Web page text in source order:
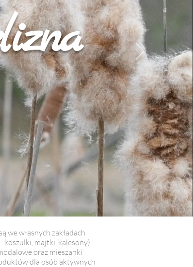
własnych zakładach
koszulki, majtki, kalesony).
oraz mieszanki
dla osób aktywnych